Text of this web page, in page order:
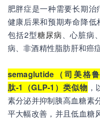
肥胖症是一种需要长期
健康后果和预期寿命降低
包括2型糖尿病、心脏病
病、非酒精性脂肪肝和癌症
semaglutide（司美格
肽-1（GLP-1）类似物
素分泌并抑制胰高血糖素
平大幅改善，并且低血糖